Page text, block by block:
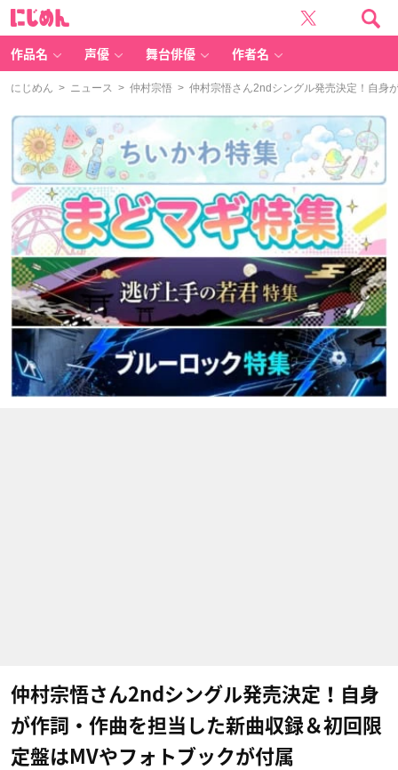
作品名 声優 舞台俳優 作者名
にじめん > ニュース > 仲村宗悟 > 仲村宗悟さん2ndシングル発売決定！自身
仲村宗悟さん2ndシングル発売決定！自身
が作詞・作曲を担当した新曲収録＆初回限
定盤はMVやフォトブックが付属